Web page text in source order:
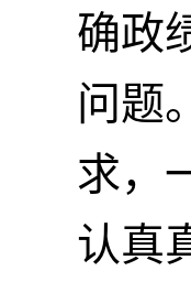
确政
问题
求，
认真